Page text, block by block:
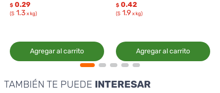
$ 0.29
($ 1.3x kg)
Agregar al carrito
$ 0.42
($ 1.9 x kg)
Agregar al carrito
TAMBIÉN TE PUEDE INTERESAR